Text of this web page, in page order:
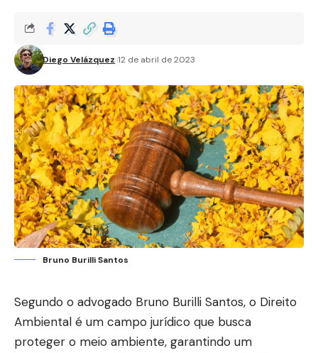
Diego Velázquez 12 de abril de 2023
Bruno Burilli Santos
Segundo o advogado Bruno Burilli Santos, o Direito
Ambiental é um campo jurídico que busca
proteger o meio ambiente, garantindo um